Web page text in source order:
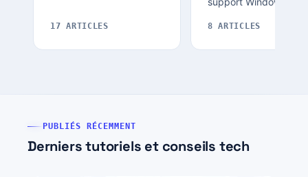
17 ARTICLES 8 ARTICLES
PUBLIÉS RÉCEMMENT
Derniers tutoriels et conseils tech